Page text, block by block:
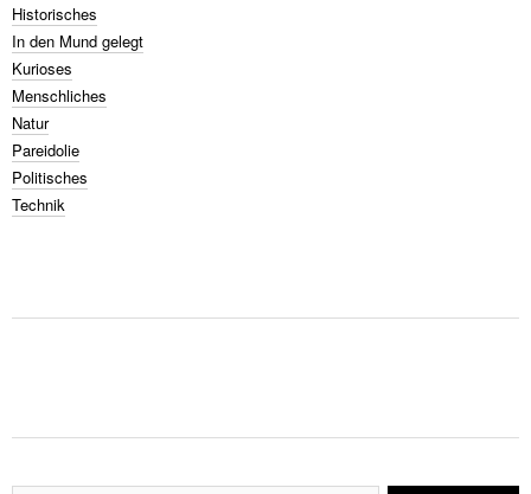
Historisches
In den Mund gelegt
Kurioses
Menschliches
Natur
Pareidolie
Politisches
Technik